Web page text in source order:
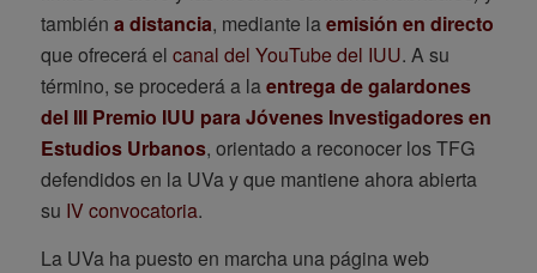
también a distancia, mediante laemisión en directo
que ofrecerá el canal del YouTube del IUU. A su
término, se procederá a laentrega de galardones
del III Premio IUU para Jóvenes Investigadores en
Estudios Urbanos, orientado a reconocer los TFG
defendidos en la UVa y que mantiene ahora abierta
su IV convocatoria.
La UVa ha puesto en marcha una página web